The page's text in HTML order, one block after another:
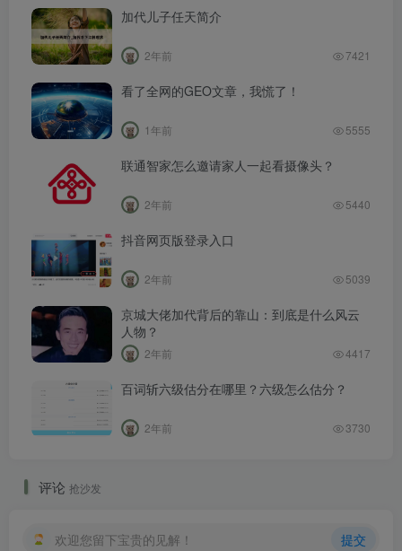
加代儿子任天简介
2年前 7421
看了全网的GEO文章，我慌了！
1年前 5555
联通智家怎么邀请家人一起看摄像头？
2年前 5440
抖音网页版登录入口
2年前 5039
京城大佬加代背后的靠山：到底是什么风云
人物？
2年前 4417
百词斩六级估分在哪里？六级怎么估分？
2年前 3730
评论 抢沙发
欢迎您留下宝贵的见解！ 提交